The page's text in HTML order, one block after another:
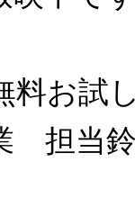
料お試
担当